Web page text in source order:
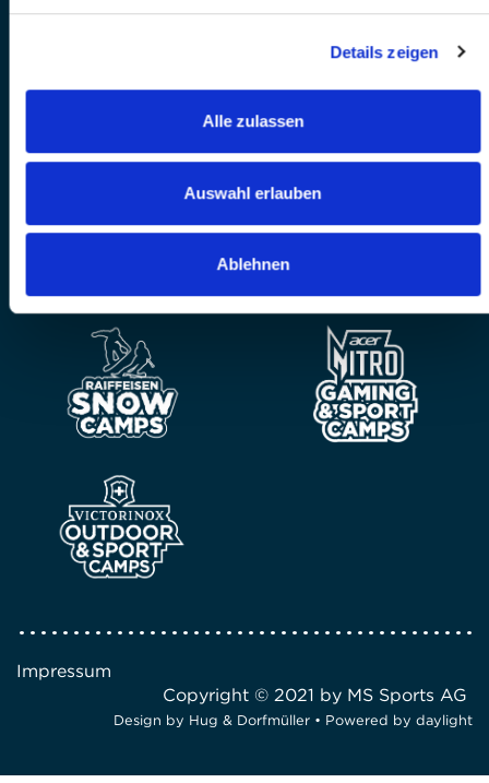
Details zeigen
Alle zulassen
Auswahl erlauben
Ablehnen
Impressum
Copyright © 2021 by MS Sports AG
Design by Hug & Dorfmüller • Powered by daylight